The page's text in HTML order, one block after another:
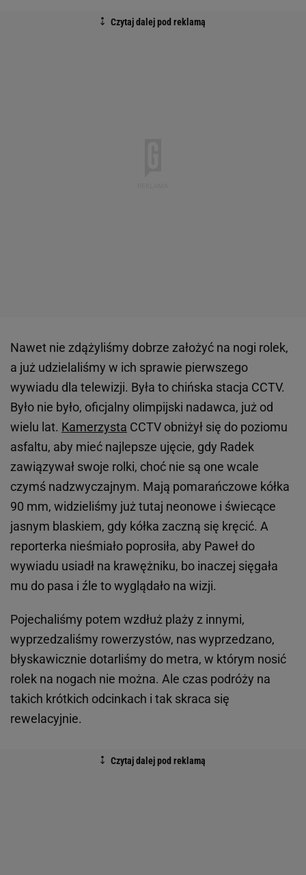
Nawet nie zdążyliśmy dobrze założyć na nogi rolek,
a już udzielaliśmy w ich sprawie pierwszego
wywiadu dla telewizji. Była to chińska stacja CCTV.
Było nie było, oficjalny olimpijski nadawca, już od
wielu lat. Kamerzysta CCTV obniżył się do poziomu
asfaltu, aby mieć najlepsze ujęcie, gdy Radek
zawiązywał swoje rolki, choć nie są one wcale
czymś nadzwyczajnym. Mają pomarańczowe kółka
90 mm, widzieliśmy już tutaj neonowe i świecące
jasnym blaskiem, gdy kółka zaczną się kręcić. A
reporterka nieśmiało poprosiła, aby Paweł do
wywiadu usiadł na krawężniku, bo inaczej sięgała
mu do pasa i źle to wyglądało na wizji.
Pojechaliśmy potem wzdłuż plaży z innymi,
wyprzedzaliśmy rowerzystów, nas wyprzedzano,
błyskawicznie dotarliśmy do metra, w którym nosić
rolek na nogach nie można. Ale czas podróży na
takich krótkich odcinkach i tak skraca się
rewelacyjnie.